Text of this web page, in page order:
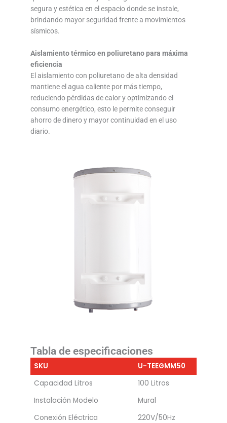
segura y estética en el espacio donde se instale,
brindando mayor seguridad frente a movimientos
sísmicos.
Aislamiento térmico en poliuretano para máxima
eficiencia
El aislamiento con poliuretano de alta densidad
mantiene el agua caliente por más tiempo,
reduciendo pérdidas de calor y optimizando el
consumo energético, esto le permite conseguir
ahorro de dinero y mayor continuidad en el uso
diario.
Tabla de especificaciones
SKU
U-TEEGMM50
Capacidad Litros
100 Litros
Instalación Modelo
Mural
Conexión Eléctrica
220V/50Hz